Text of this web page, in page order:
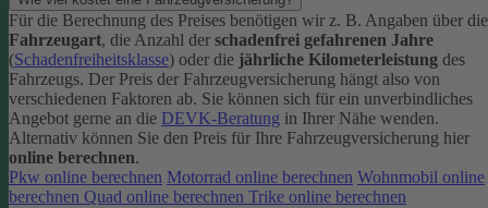
Für die Berechnung des Preises benötigen wir z. B. Angaben über die
Fahrzeugart, die Anzahl der schadenfrei gefahrenen Jahre
(Schadenfreiheitsklasse) oder die jährliche Kilometerleistung des
Fahrzeugs. Der Preis der Fahrzeugversicherung hängt also von
verschiedenen Faktoren ab. Sie können sich für ein unverbindliches
Angebot gerne an die DEVK-Beratung in Ihrer Nähe wenden.
Alternativ können Sie den Preis für Ihre Fahrzeugversicherung hier
online berechnen.
Pkw online berechnen Motorrad online berechnen Wohnmobil online
berechnen Quad online berechnen Trike online berechnen